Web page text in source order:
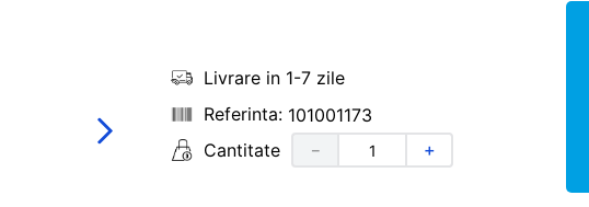
Livrare in 1-7 zile
101001173
Cantitate
＋
－